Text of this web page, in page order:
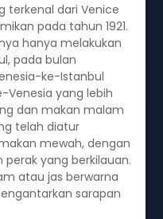
terkenal dari Venice
pada tahun 1921.
hanya melakukan
pada bulan
ke-Istanbul
Venesia yang lebih
dan makan malam
telah diatur
mewah, dengan
yang berkilauan.
atau jas berwarna
sarapan